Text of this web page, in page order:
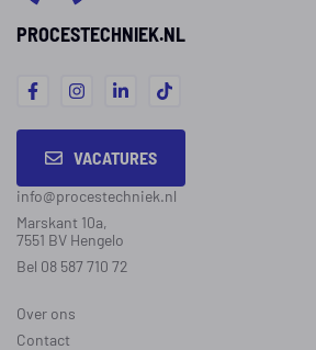
PROCESTECHNIEK.NL
VACATURES
info@procestechniek.nl
Marskant 10a,
7551 BV Hengelo
Bel 08 587 710 72
Over ons
Contact